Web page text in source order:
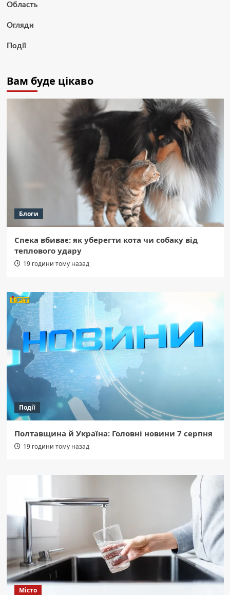
Область
Огляди
Події
Вам буде цікаво
Блоги
Спека вбиває: як уберегти кота чи собаку від
теплового удару
19 години тому назад
Події
Полтавщина й Україна: Головні новини 7 серпня
19 години тому назад
Місто